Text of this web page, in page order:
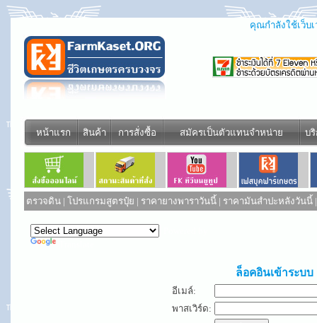
คุณกำลังใช้เว็บ
หน้าแรก สินค้า การสั่งซื้อ สมัครเป็นตัวแทนจำหน่าย บ
ตรวจดิน | โปรแกรมสูตรปุ๋ย | ราคายางพาราวันนี้ | ราคามันสำปะหลังวันนี้
ล็อคอินเข้าระบบ
อีเมล์:
พาสเวิร์ด: